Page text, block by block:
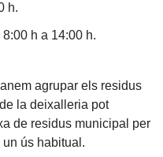
h.
8:00 h a 14:00 h.
agrupar els residus
la deixalleria pot
de residus municipal per
ús habitual.